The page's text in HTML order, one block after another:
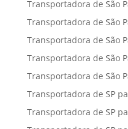
Transportadora de São
Transportadora de São
Transportadora de São
Transportadora de São
Transportadora de São
Transportadora de SP
Transportadora de SP